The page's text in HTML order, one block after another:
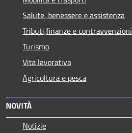
Salute, benessere e assistenza
Tributi,finanze e contravvenzioni
Turismo
Vita lavorativa
Agricoltura e pesca
NOVITÀ
Notizie